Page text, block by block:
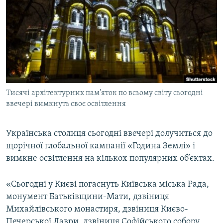
МУЛЬТИМЕДІА
ФОТО
СПЕЦПРОЄКТИ
ПОДКАСТИ
КРИМ РЕАЛІЇ
РУС
КТАТ
Тисячі архітектурних пам’яток по всьому світу сьогодні
ввечері вимкнуть своє освітлення
Українська столиця сьогодні ввечері долучиться до
щорічної глобальної кампанії «Година Землі» і
вимкне освітлення на кількох популярних об’єктах.
«Сьогодні у Києві погаснуть Київська міська Рада,
монумент Батьківщини-Мати, дзвіниця
Михайлівського монастиря, дзвіниця Києво-